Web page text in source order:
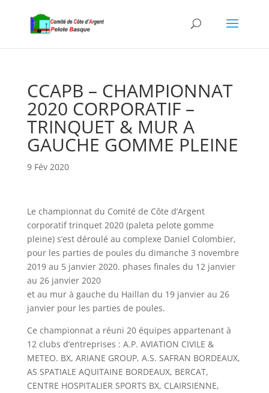
CCAPB – CHAMPIONNAT
2020 CORPORATIF –
TRINQUET & MUR A
GAUCHE GOMME PLEINE
9 Fév 2020
Le championnat du Comité de Côte d’Argent
corporatif trinquet 2020 (paleta pelote gomme
pleine) s’est déroulé au complexe Daniel Colombier,
pour les parties de poules du dimanche 3 novembre
2019 au 5 janvier 2020. phases finales du 12 janvier
au 26 janvier 2020
et au mur à gauche du Haillan du 19 janvier au 26
janvier pour les parties de poules.
Ce championnat a réuni 20 équipes appartenant à
12 clubs d’entreprises : A.P. AVIATION CIVILE &
METEO. BX, ARIANE GROUP, A.S. SAFRAN BORDEAUX,
AS SPATIALE AQUITAINE BORDEAUX, BERCAT,
CENTRE HOSPITALIER SPORTS BX, CLAIRSIENNE,